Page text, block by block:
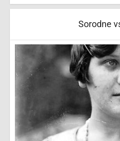
Sorodne